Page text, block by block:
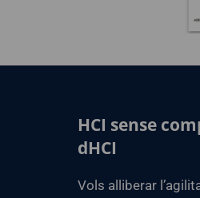
HCI sense
dHCI
Vols alliberar